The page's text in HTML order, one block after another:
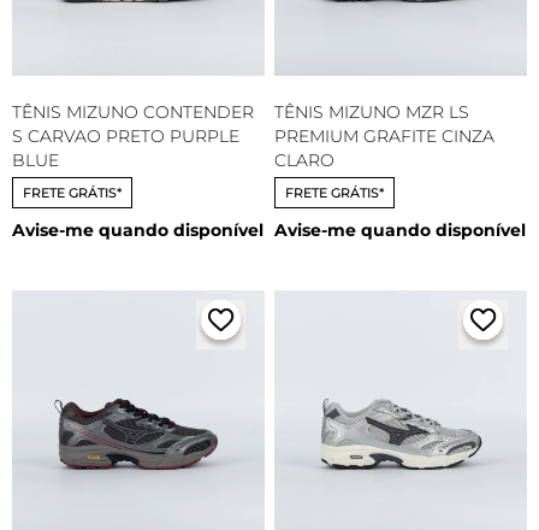
TÊNIS MIZUNO CONTENDER
S CARVAO PRETO PURPLE
BLUE
FRETE GRÁTIS*
Avise-me quando disponível
TÊNIS MIZUNO MZR LS
PREMIUM GRAFITE CINZA
CLARO
FRETE GRÁTIS*
Avise-me quando disponível